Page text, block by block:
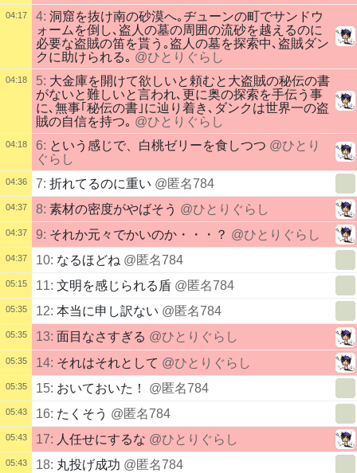
04:17 4: 洞窟を抜け南の砂漠へ｡ヂューンの町でサンドウ
ォームを倒し､盗人の墓の周囲の流砂を越えるのに
必要な盗賊の笛を貰う｡盗人の墓を探索中､盗賊ダン
クに助けられる｡ @ひとりぐらし
04:18 5: 大金庫を開けて欲しいと頼むと大盗賊の秘伝の書
がないと難しいと言われ､更に奥の探索を手伝う事
に､無事｢秘伝の書｣に辿り着き､ダンクは世界一の盗
賊の自信を持つ｡ @ひとりぐらし
04:18 6: という感じで、白桃ゼリーを食しつつ @ひとり
ぐらし
04:36 7: 折れてるのに重い @匿名784
04:37 8: 素材の密度がやばそう @ひとりぐらし
04:37 9: それか元々でかいのか・・・？ @ひとりぐらし
04:37 10: なるほどね @匿名784
05:15 11: 文明を感じられる盾 @匿名784
05:35 12: 本当に申し訳ない @匿名784
05:35 13: 面目なさすぎる @ひとりぐらし
05:35 14: それはそれとして @ひとりぐらし
05:35 15: おいておいた！ @匿名784
05:43 16: たくそう @匿名784
05:43 17: 人任せにするな @ひとりぐらし
05:43 18: 丸投げ成功 @匿名784